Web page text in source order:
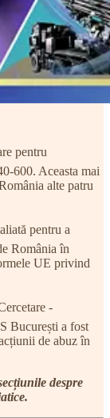
pentru
600. Aceasta mai
alte patru
pentru a
România în
UE privind
-
București a fost
de abuz în
despre